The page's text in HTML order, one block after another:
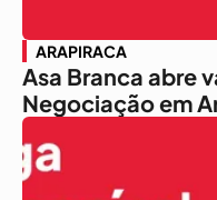
ARAPIRACA
Asa Branca abre
Negociação em